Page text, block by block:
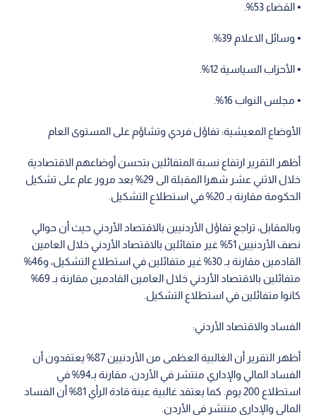
⦁ القضاء 53%.
⦁ وسائل الاعلام 39%.
⦁ الأحزاب السياسية 12%.
⦁ مجلس النواب 16%.
الأوضاع المعيشية: تفاؤل فردي وتشاؤم على المستوى العام
أظهر التقرير ارتفاع نسبة المتفائلين بتحسن أوضاعهم الاقتصادية
خلال الاثني عشر شهرا المقبلة الى 29% بعد مرور عام على تشكيل
الحكومة مقارنة بـ 20% في استطلاع التشكيل.
وبالمقابل، تراجع تفاؤل الأردنيين بالاقتصاد الأردني حيث أن حوالي
نصف الأردنيين 51% غير متفائلين بالاقتصاد الأردني خلال العامين
القادمين مقارنة بـ 30% غير متفائلين في استطلاع التشكيل، و46%
متفائلين بالاقتصاد الأردني خلال العامين القادمين مقارنة بـ 69%
كانوا متفائلين في استطلاع التشكيل.
الفساد والاقتصاد الأردني:
أظهر التقرير أن الغالبية العظمى من الأردنيين 87% يعتقدون أن
الفساد المالي والإداري منتشر في الأردن، مقارنة بـ94% في
استطلاع 200 يوم. كما يعتقد غالبية عينة قادة الرأي 81% أن الفساد
المالي والإداري منتشر في الأردن.